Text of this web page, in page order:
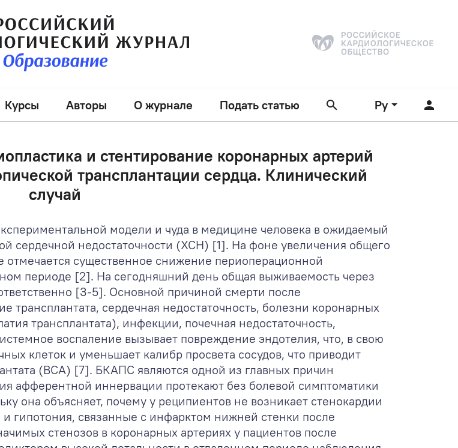
Курсы Авторы О журнале Подать статью Ру
и стентирование коронарных артерий
трансплантации сердца. Клинический
случай
модели и чуда в медицине человека в ожидаемый
сердечной недостаточности (ХСН) [1]. На фоне увеличения общего
отмечается существенное снижение периоперационной
периоде [2]. На сегодняшний день общая выживаемость через
[3-5]. Основной причиной смерти после
трансплантата, сердечная недостаточность, болезни коронарных
трансплантата), инфекции, почечная недостаточность,
воспаление вызывает повреждение эндотелия, что, в свою
клеток и уменьшает калибр просвета сосудов, что приводит
(ВСА) [7]. БКАПС являются одной из главных причин
афферентной иннервации протекают без болевой симптоматики
она объясняет, почему у реципиентов не возникает стенокардии
гипотония, связанные с инфарктом нижней стенки после
стенозов в коронарных артериях у пациентов после